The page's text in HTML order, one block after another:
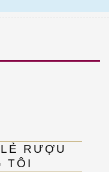
RƯỢU
TÔI